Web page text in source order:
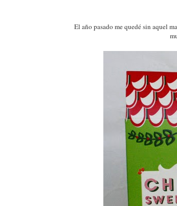
El año pasado me quedé sin aquel